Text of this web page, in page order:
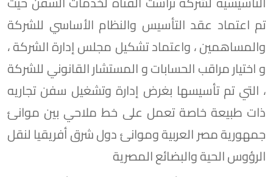
تم اعتماد عقد التأسيس والنظام الأساسي للشركة
والمساهمين ، واعتماد تشكيل مجلس إدارة الشركة ،
و اختيار مراقب الحسابات و المستشار القانوني للشركة
، التي تم تأسيسها بغرض إدارة وتشغيل سفن تجاريه
ذات طبيعة خاصة تعمل على خط ملاحي بين موانئ
جمهورية مصر العربية وموانئ دول شرق أفريقيا لنقل
الرؤوس الحية والبضائع المصرية